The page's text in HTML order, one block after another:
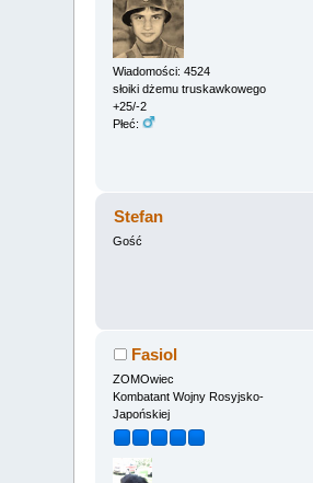
Wiadomości: 4524
słoiki dżemu truskawkowego
+25/-2
Płeć:
Stefan
Gość
Fasiol
ZOMOwiec
Kombatant Wojny Rosyjsko-
Japońskiej